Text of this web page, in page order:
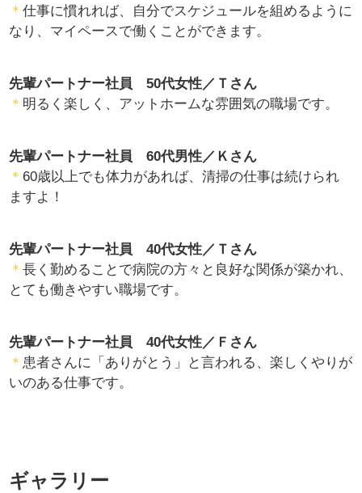
＊仕事に慣れれば、自分でスケジュールを組めるように
なり、マイペースで働くことができます。
先輩パートナー社員 50代女性／Ｔさん
＊ 明るく楽しく、アットホームな雰囲気の職場です。
先輩パートナー社員 60代男性／Ｋさん
＊60歳以上でも体力があれば、清掃の仕事は続けられ
ますよ！
先輩パートナー社員 40代女性／Ｔさん
＊長く勤めることで病院の方々と良好な関係が築かれ、
とても働きやすい職場です。
先輩パートナー社員 40代女性／Ｆさん
＊ 患者さんに「ありがとう」と言われる、楽しくやりが
いのある仕事です。
ギャラリー